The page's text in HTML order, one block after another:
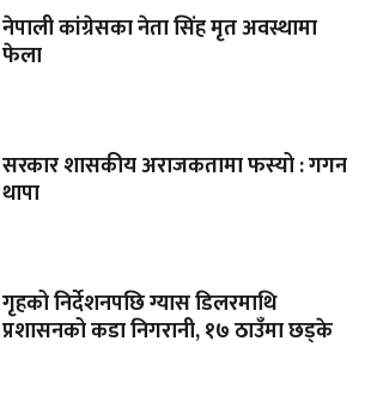
नेपाली कांग्रेसका नेता सिंह मृत अवस्थामा
फेला
सरकार शासकीय अराजकतामा फस्यो : गगन
थापा
गृहको निर्देशनपछि ग्यास डिलरमाथि
प्रशासनको कडा निगरानी, १७ ठाउँमा छड्के